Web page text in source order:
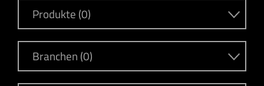
Produkte (0)
Branchen (0)